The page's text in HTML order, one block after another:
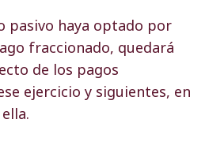
pasivo haya optado por
fraccionado, quedará
de los pagos
ejercicio y siguientes, en